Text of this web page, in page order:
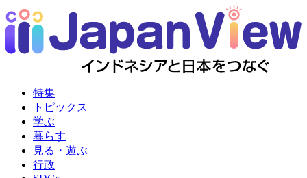
特集
トピックス
学ぶ
暮らす
見る・遊ぶ
行政